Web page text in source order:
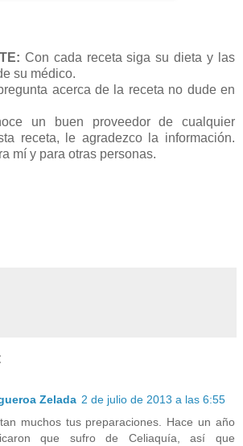
Con cada receta siga su dieta y las
su médico.
acerca de la receta no dude en
un buen proveedor de cualquier
receta, le agradezco la información.
mí y para otras personas.
Zelada 2 de julio de 2013 a las 6:55
muchos tus preparaciones. Hace un año
que sufro de Celiaquía, así que